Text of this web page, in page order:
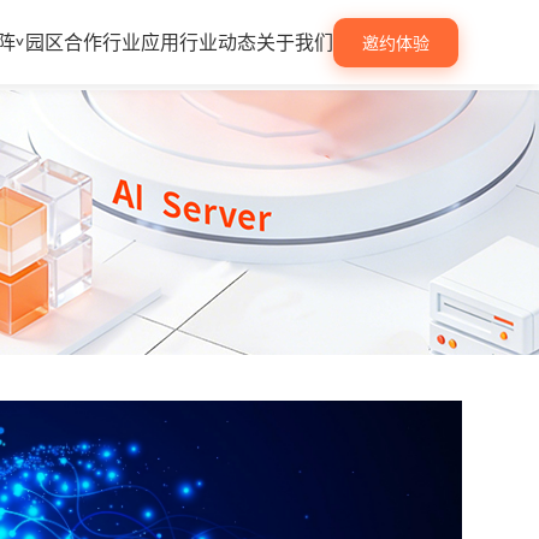
园区合作行业应用行业动态关于我们 邀约体验